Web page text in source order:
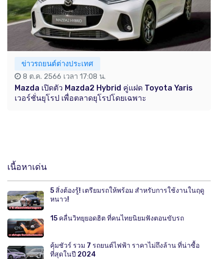
ข่าวรถยนต์ต่างประเทศ
8 ต.ค. 2566 เวลา 17:08 น.
Mazda เปิดตัว Mazda2 Hybrid คู่แฝด Toyota Yaris
เวอร์ชั่นยุโรป เพื่อตลาดยุโรปโดยเฉพาะ
เนื้อหาเด่น
5 สิ่งต้องรู้! เตรียมรถให้พร้อม สำหรับการใช้งานในฤดู
หนาว!
15 คลื่นวิทยุยอดฮิต ที่คนไทยนิยมฟังตอนขับรถ
คุ้มชัวร์ รวม 7 รถยนต์ไฟฟ้า ราคาไม่ถึงล้าน ที่น่าซื้อ
ที่สุดในปี 2024